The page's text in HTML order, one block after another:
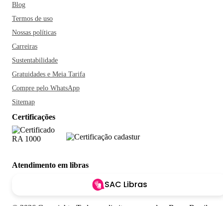
Blog
Termos de uso
Nossas políticas
Carreiras
Sustentabilidade
Gratuidades e Meia Tarifa
Compre pelo WhatsApp
Sitemap
Certificações
Atendimento em libras
SAC Libras